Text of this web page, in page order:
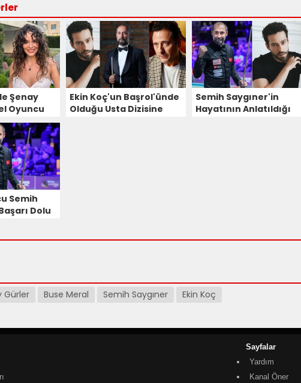
Şenay
Oyuncu
Ekin Koç'un Başrol'ünde
Olduğu Usta Dizisine
Semih Saygıner'in
Hayatının Anlatıldığı
Semih
Dolu
Gürler Buse Meral Semih Saygıner Ekin Koç
Sayfalar
Yardım
Kanal Öner